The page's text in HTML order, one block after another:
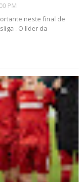
PM
neste final de
. O líder da